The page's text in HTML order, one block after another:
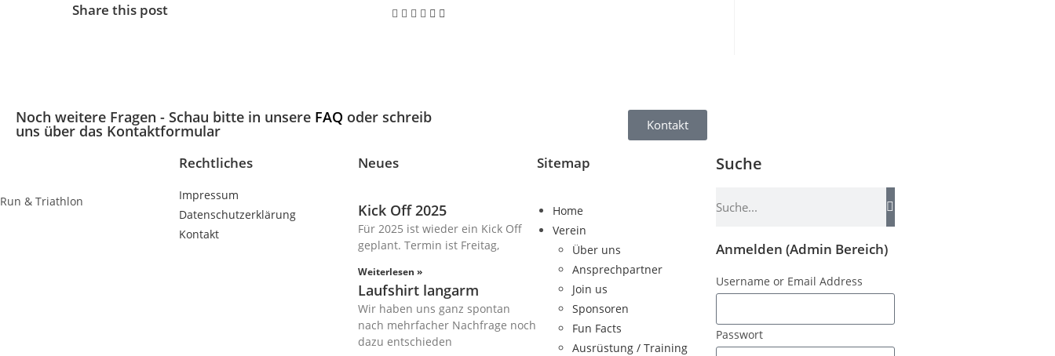
Share this post
Noch weitere Fragen - Schau bitte in unsere FAQ oder schreib
uns über das Kontaktformular Kontakt
Run & Triathlon
Rechtliches
Impressum
Datenschutzerklärung
Kontakt
Neues
Kick Off 2025
Für 2025 ist wieder ein Kick Off
geplant. Termin ist Freitag,
Weiterlesen »
Laufshirt langarm
Wir haben uns ganz spontan
nach mehrfacher Nachfrage noch
dazu entschieden
Sitemap
Home
Verein
Über uns
Ansprechpartner
Join us
Sponsoren
Fun Facts
Ausrüstung / Training
Suche
Anmelden (Admin Bereich)
Username or Email Address
Passwort